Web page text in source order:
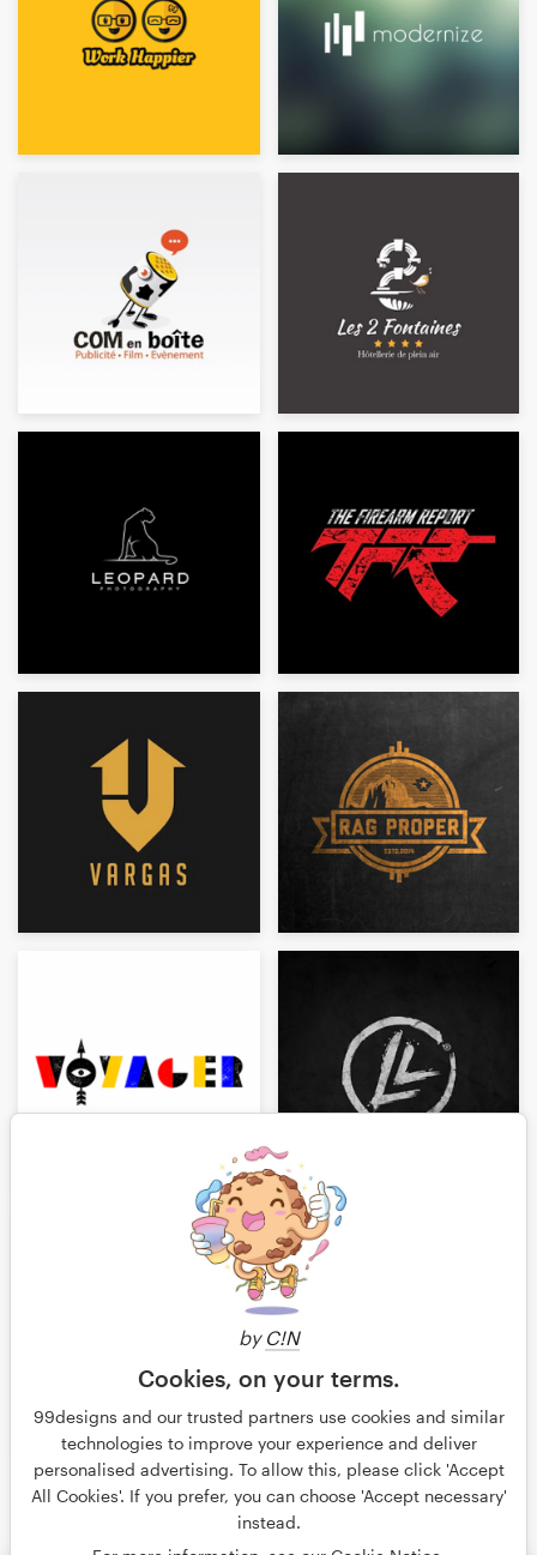
by C!N
Cookies, on your terms.
99designs and our trusted partners use cookies and similar
technologies to improve your experience and deliver
personalised advertising. To allow this, please click 'Accept
All Cookies'. If you prefer, you can choose 'Accept necessary'
instead.